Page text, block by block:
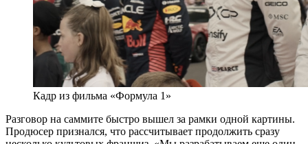
Кадр из фильма «Формула 1»
Разговор на саммите быстро вышел за рамки одной картины.
Продюсер признался, что рассчитывает продолжить сразу